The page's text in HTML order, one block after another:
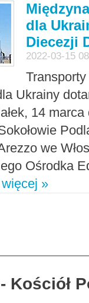
dla
Diecezji
2022-03-15
Ukrainy
14
we
Ośrodka
więcej »
Kościół